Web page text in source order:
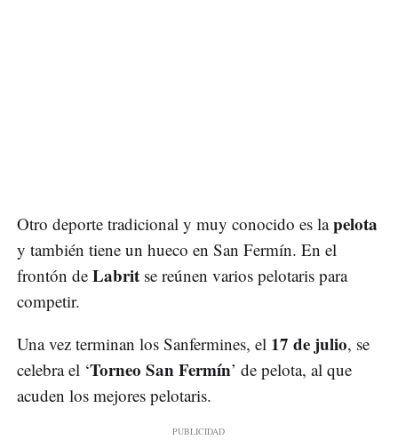
Otro deporte tradicional y muy conocido es lapelota
y también tiene un hueco en San Fermín. En el
frontón de Labrit se reúnen varios pelotaris para
competir.
Una vez terminan los Sanfermines, el 17 de julio, se
celebra el ‘Torneo San Fermín’ de pelota, al que
acuden los mejores pelotaris.